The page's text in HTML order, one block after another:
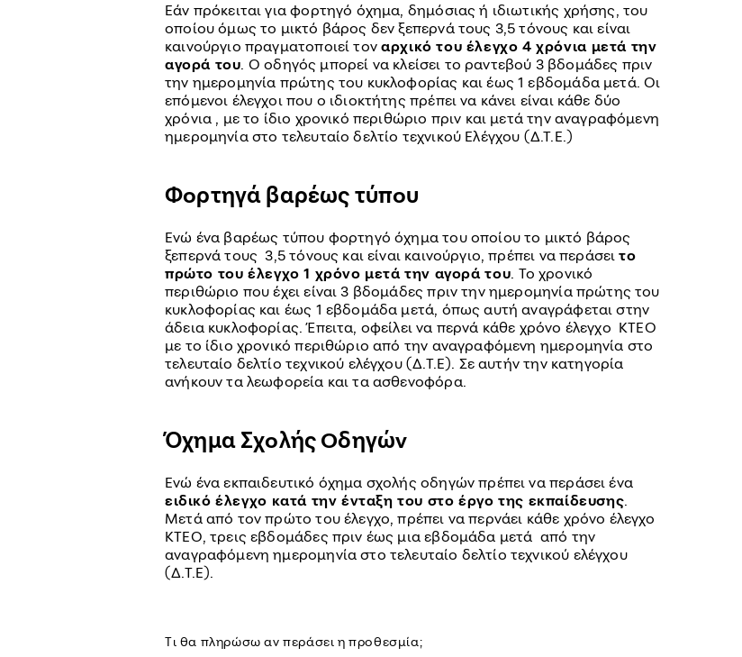
Εάν πρόκειται για φορτηγό όχημα, δημόσιας ή ιδιωτικής χρήσης, του
οποίου όμως το μικτό βάρος δεν ξεπερνά τους 3,5 τόνους και είναι
καινούργιο πραγματοποιεί τοναρχικό του έλεγχο 4 χρόνια μετά την
αγορά του. Ο οδηγός μπορεί να κλείσει το ραντεβού 3 βδομάδες πριν
την ημερομηνία πρώτης του κυκλοφορίας και έως 1 εβδομάδα μετά. Οι
επόμενοι έλεγχοι που ο ιδιοκτήτης πρέπει να κάνει είναι κάθε δύο
χρόνια , με το ίδιο χρονικό περιθώριο πριν και μετά την αναγραφόμενη
ημερομηνία στο τελευταίο δελτίο τεχνικού Ελέγχου (Δ.Τ.Ε.)
Φορτηγά βαρέως τύπου
Ενώ ένα βαρέως τύπου φορτηγό όχημα του οποίου το μικτό βάρος
ξεπερνά τους 3,5 τόνους και είναι καινούργιο, πρέπει να περάσειτο
πρώτο του έλεγχο 1 χρόνο μετά την αγορά του. Το χρονικό
περιθώριο που έχει είναι 3 βδομάδες πριν την ημερομηνία πρώτης του
κυκλοφορίας και έως 1 εβδομάδα μετά, όπως αυτή αναγράφεται στην
άδεια κυκλοφορίας. Έπειτα, οφείλει να περνά κάθε χρόνο έλεγχο ΚΤΕΟ
με το ίδιο χρονικό περιθώριο από την αναγραφόμενη ημερομηνία στο
τελευταίο δελτίο τεχνικού ελέγχου (Δ.Τ.Ε). Σε αυτήν την κατηγορία
ανήκουν τα λεωφορεία και τα ασθενοφόρα.
Όχημα Σχολής Οδηγών
Ενώ ένα εκπαιδευτικό όχημα σχολής οδηγών πρέπει να περάσει ένα
ειδικό έλεγχο κατά την ένταξη του στο έργο της εκπαίδευσης.
Μετά από τον πρώτο του έλεγχο, πρέπει να περνάει κάθε χρόνο έλεγχο
ΚΤΕΟ, τρεις εβδομάδες πριν έως μια εβδομάδα μετά από την
αναγραφόμενη ημερομηνία στο τελευταίο δελτίο τεχνικού ελέγχου
(Δ.Τ.Ε).
Τι θα πληρώσω αν περάσει η προθεσμία;